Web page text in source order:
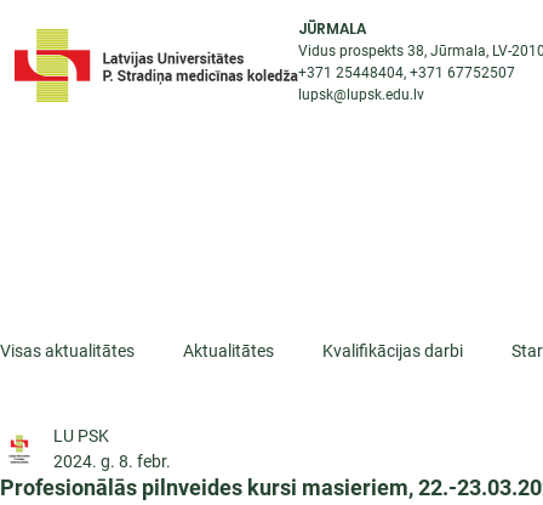
JŪRMALA
Vidus prospekts 38, Jūrmala, LV-
+371 25448404, +371 67752507
lupsk@lupsk.edu.lv
Visas aktualitātes Aktualitātes Kvalifikācijas darbi
ESF projekti
Profesionālās pilnveides kursi masieriem, 22.-
LU PSK
2024. g. 8. febr.